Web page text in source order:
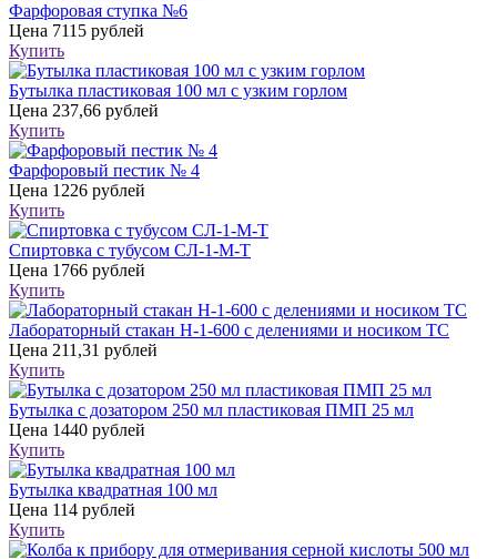
Фарфоровая ступка №6
Цена 7115 рублей
Купить
Бутылка пластиковая 100 мл с узким горлом
Цена 237,66 рублей
Купить
Фарфоровый пестик № 4
Цена 1226 рублей
Купить
Спиртовка с тубусом СЛ-1-М-Т
Цена 1766 рублей
Купить
Лабораторный стакан Н-1-600 с делениями и носиком ТС
Цена 211,31 рублей
Купить
Бутылка с дозатором 250 мл пластиковая ПМП 25 мл
Цена 1440 рублей
Купить
Бутылка квадратная 100 мл
Цена 114 рублей
Купить